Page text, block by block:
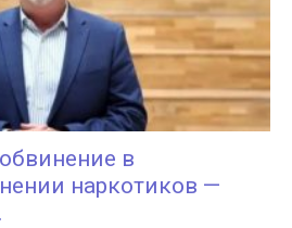
в
наркотиков —